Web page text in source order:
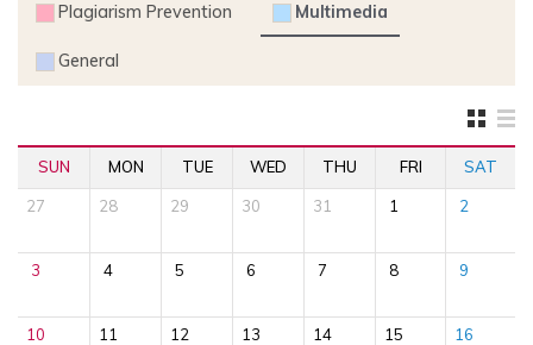
Plagiarism Prevention Multimedia
General
SUN MON TUE WED THU FRI SAT
27 28 29 30 31 1 2
3 4 5 6 7 8 9
10 11 12 13 14 15 16